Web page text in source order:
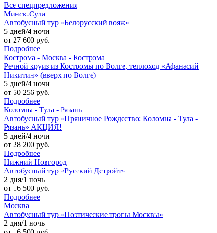
Все спецпредложения
Минск-Сула
Автобусный тур «Белорусский вояж»
5 дней/4 ночи
от 27 600 руб.
Подробнее
Кострома - Москва - Кострома
Речной круиз из Костромы по Волге, теплоход «Афанасий
Никитин» (вверх по Волге)
5 дней/4 ночи
от 50 256 руб.
Подробнее
Коломна - Тула - Рязань
Автобусный тур «Пряничное Рождество: Коломна - Тула -
Рязань» АКЦИЯ!
5 дней/4 ночи
от 28 200 руб.
Подробнее
Нижний Новгород
Автобусный тур «Русский Детройт»
2 дня/1 ночь
от 16 500 руб.
Подробнее
Москва
Автобусный тур «Поэтические тропы Москвы»
2 дня/1 ночь